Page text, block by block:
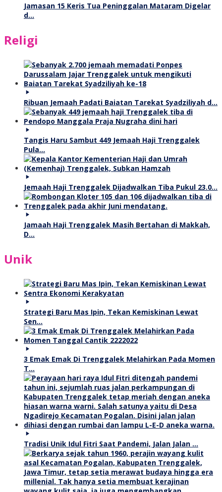
Jamasan 15 Keris Tua Peninggalan Mataram Digelar
d…
Religi
Ribuan Jemaah Padati Baiatan Tarekat Syadziliyah d…
Tangis Haru Sambut 449 Jemaah Haji Trenggalek
Pula…
Jemaah Haji Trenggalek Dijadwalkan Tiba Pukul 23.0…
Jamaah Haji Trenggalek Masih Bertahan di Makkah,
D…
Unik
Strategi Baru Mas Ipin, Tekan Kemiskinan Lewat
Sen…
3 Emak Emak Di Trenggalek Melahirkan Pada Momen
T…
Tradisi Unik Idul Fitri Saat Pandemi, Jalan Jalan …